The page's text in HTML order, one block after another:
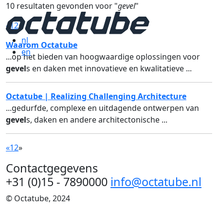
nl
en
10 resultaten gevonden voor "gevel"
« 12»
Waarom Octatube
...op het bieden van hoogwaardige oplossingen voor
gevels en daken met innovatieve en kwalitatieve ...
Octatube | Realizing Challenging Architecture
...gedurfde, complexe en uitdagende ontwerpen van
gevels, daken en andere architectonische ...
«12»
Contactgegevens
+31 (0)15 - 7890000 info@octatube.nl
© Octatube, 2024